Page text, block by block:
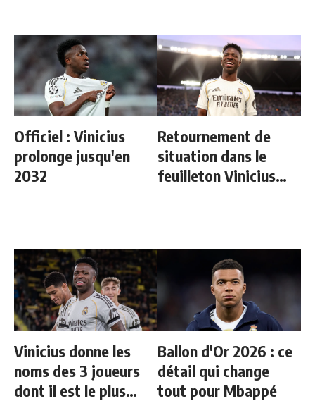
Officiel : Vinicius
prolonge jusqu'en
2032
Retournement de
situation dans le
feuilleton Vinicius
Vinicius donne les
noms des 3 joueurs
dont il est le plus
Ballon d'Or 2026 : ce
détail qui change
tout pour Mbappé